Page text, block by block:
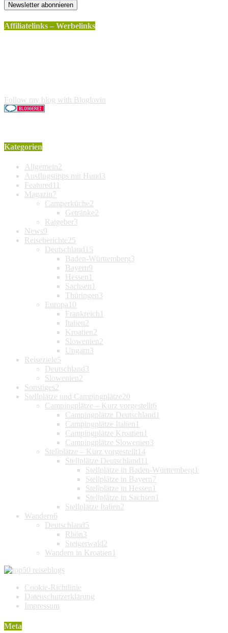
Affiliatelinks – Werbelinks
Follow my blog with Bloglovin
Kategorien
Allgemein2
Ausflugstipps mit Hund3
Featured 11
Magazin7
Camperküche2
Getränke2
Ratgeber3
News9
Reiseberichte25
Deutschland 15
Baden-Württemberg3
Bayern9
Hessen 1
Sachsen 1
Thüringen3
Europa 10
Frankreich 1
Italien2
Kroatien2
Slowenien2
Ungarn3
Reiseziele5
Deutschland3
Slowenien2
Sonstiges2
Stellplätze und Campingplätze20
Campingplätze – Kurz vorgestellt6
Campingplätze Deutschland 1
Campingplätze Italien 1
Campingplätze Kroatien 1
Campingplätze Slowenien3
Stellplätze – Kurz vorgestellt 14
Stellplätze Deutschland 11
Stellplätze in Baden-Württemberg 1
Stellplätze in Bayern7
Stellplätze in Hessen 1
Stellplätze in Sachsen 1
Stellplätze Italien2
Wandern6
Deutschland5
Rhön3
Steigerwald2
Wandern in Kroatien 1
Cookie-Richtlinie
Datenschutzerklärung
Impressum
Meta